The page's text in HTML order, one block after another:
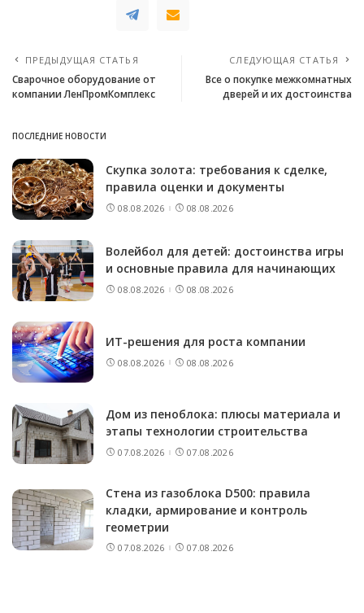
ПРЕДЫДУЩАЯ СТАТЬЯ
Сварочное оборудование от
компании ЛенПромКомплекс
СЛЕДУЮЩАЯ СТАТЬЯ
Все о покупке межкомнатных
дверей и их достоинства
ПОСЛЕДНИЕ НОВОСТИ
Скупка золота: требования к сделке,
правила оценки и документы
08.08.2026 08.08.2026
Волейбол для детей: достоинства игры
и основные правила для начинающих
08.08.2026 08.08.2026
ИТ-решения для роста компании
08.08.2026 08.08.2026
Дом из пеноблока: плюсы материала и
этапы технологии строительства
07.08.2026 07.08.2026
Стена из газоблока D500: правила
кладки, армирование и контроль
геометрии
07.08.2026 07.08.2026